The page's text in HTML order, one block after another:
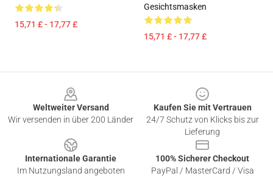
15,71 £ - 17,77 £
Gesichtsmasken
15,71 £ - 17,77 £
Weltweiter Versand
Wir versenden in über 200 Länder
Kaufen Sie mit Vertrauen
24/7 Schutz von Klicks bis zur
Lieferung
Internationale Garantie
Im Nutzungsland angeboten
100% Sicherer Checkout
PayPal / MasterCard / Visa